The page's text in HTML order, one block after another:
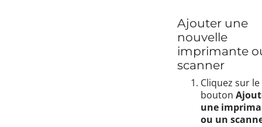
Ajouter une
nouvelle
imprimante
scanner
Cliquez sur le
bouton
une
ou un